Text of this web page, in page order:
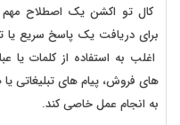
کال تو اکشن یک اصطلاح
اغلب به استفاده از کلمات یا
های فروش، پیام های
به انجام عمل خاصی کند.